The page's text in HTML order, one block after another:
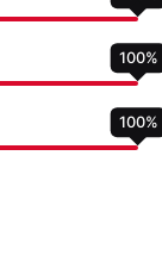
100%
100%